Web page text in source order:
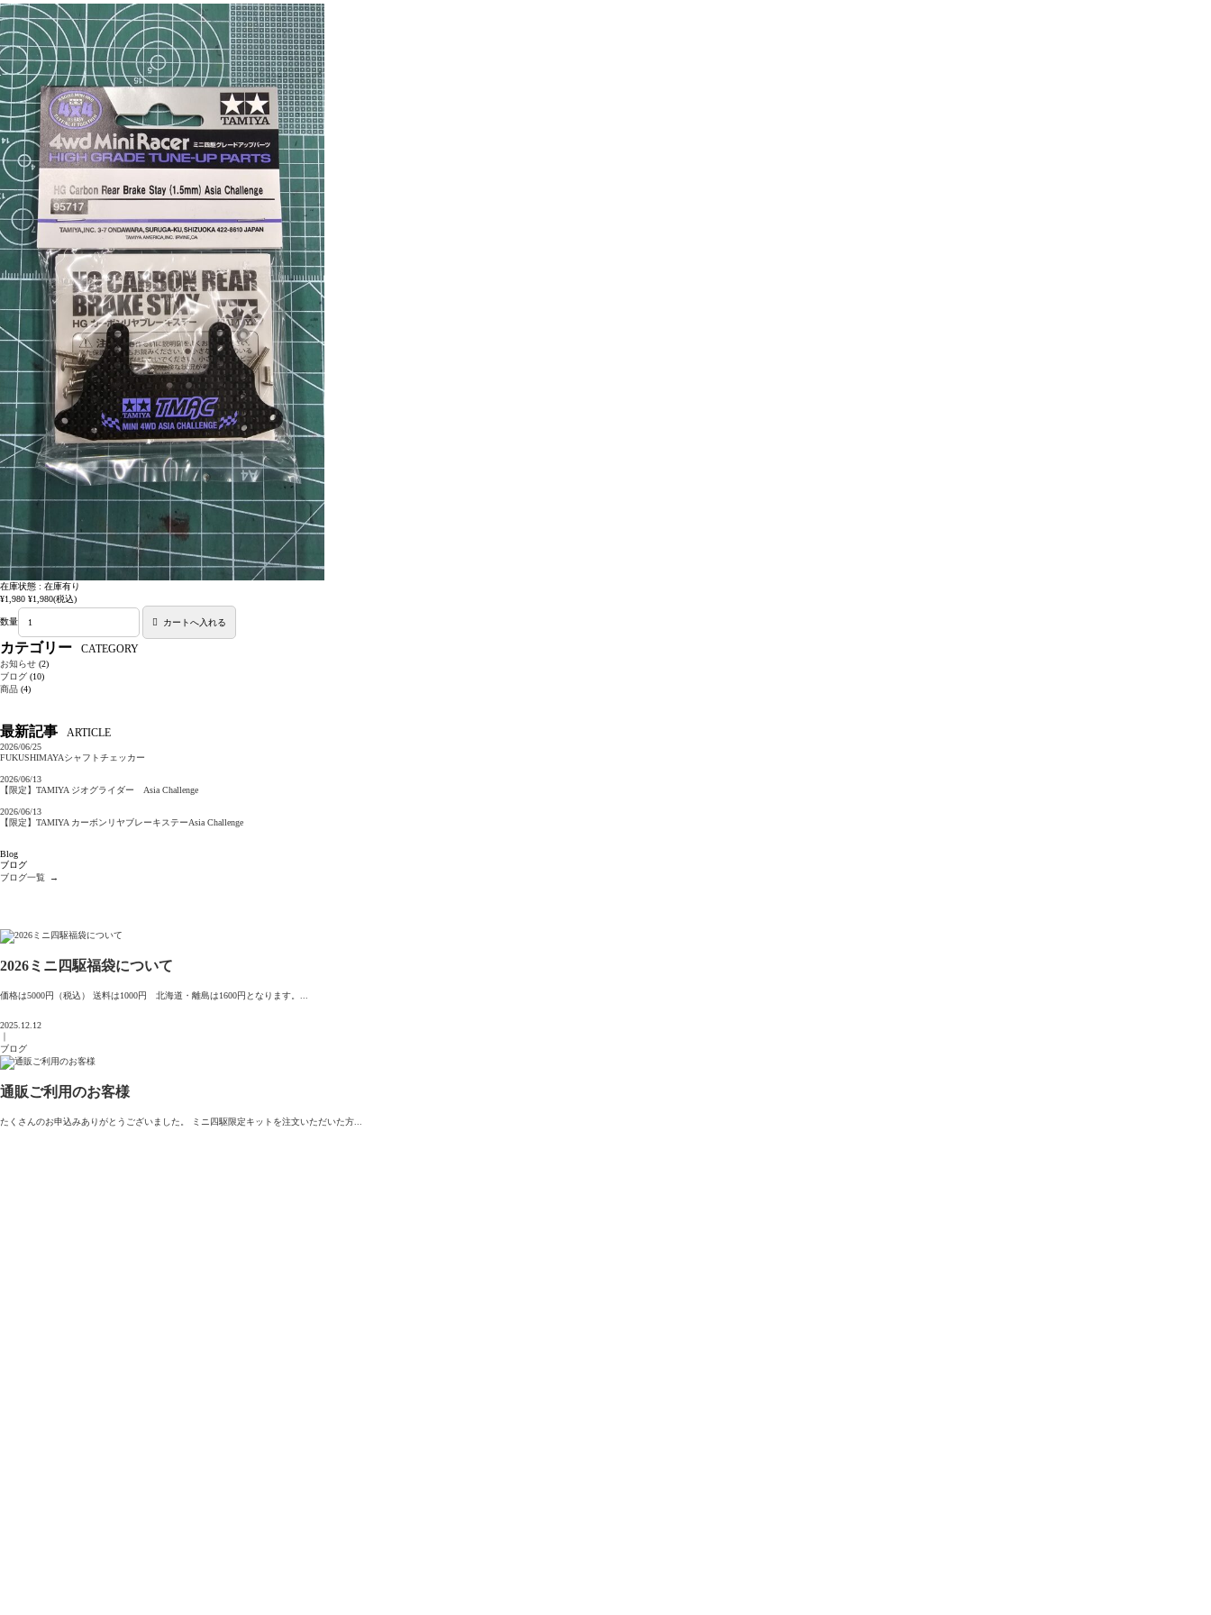
在庫状態 : 在庫有り
¥1,980 ¥1,980(税込)
数量
カテゴリー CATEGORY
お知らせ (2)
ブログ (10)
商品 (4)
最新記事 ARTICLE
2026/06/25
FUKUSHIMAYAシャフトチェッカー
2026/06/13
【限定】TAMIYA ジオグライダー Asia Challenge
2026/06/13
【限定】TAMIYA カーボンリヤブレーキステーAsia Challenge
Blog
ブログ
ブログ一覧
→
2026ミニ四駆福袋について
価格は5000円（税込） 送料は1000円 北海道・離島は1600円となります。...
2025.12.12
｜
ブログ
通販ご利用のお客様
たくさんのお申込みありがとうございました。 ミニ四駆限定キットを注文いただいた方...